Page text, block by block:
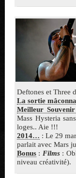
Deftones et Three
La sortie
Meilleur
Mass Hysteria
loges.. Aie !!!
2014… : Le 29
parlait avec Mars
Bonus : Films:
niveau créativité).